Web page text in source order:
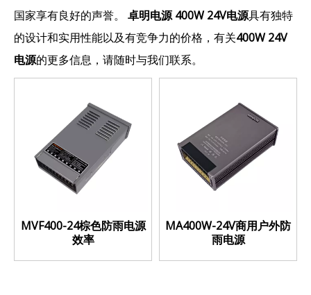
国家享有良好的声誉。 卓明电源 400W 24V电源具有独特
的设计和实用性能以及有竞争力的价格，有关400W 24V
电源的更多信息，请随时与我们联系。
MVF400-24棕色防雨电源
效率
MA400W-24V商用户外防
雨电源